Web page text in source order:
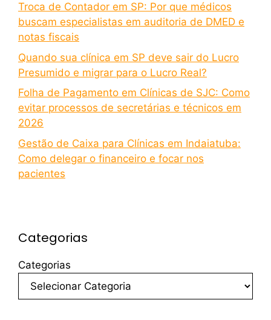
Troca de Contador em SP: Por que médicos
buscam especialistas em auditoria de DMED e
notas fiscais
Quando sua clínica em SP deve sair do Lucro
Presumido e migrar para o Lucro Real?
Folha de Pagamento em Clínicas de SJC: Como
evitar processos de secretárias e técnicos em
2026
Gestão de Caixa para Clínicas em Indaiatuba:
Como delegar o financeiro e focar nos
pacientes
Categorias
Categorias